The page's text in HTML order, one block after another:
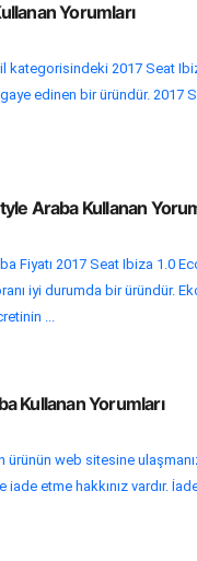
Yorumları
kategorisindeki 2017 Seat
edinen bir üründür. 2017
Araba Kullanan
Fiyatı 2017 Seat Ibiza 1.0
iyi durumda bir üründür.
...
Kullanan Yorumları
web sitesine
etme hakkınız vardır.